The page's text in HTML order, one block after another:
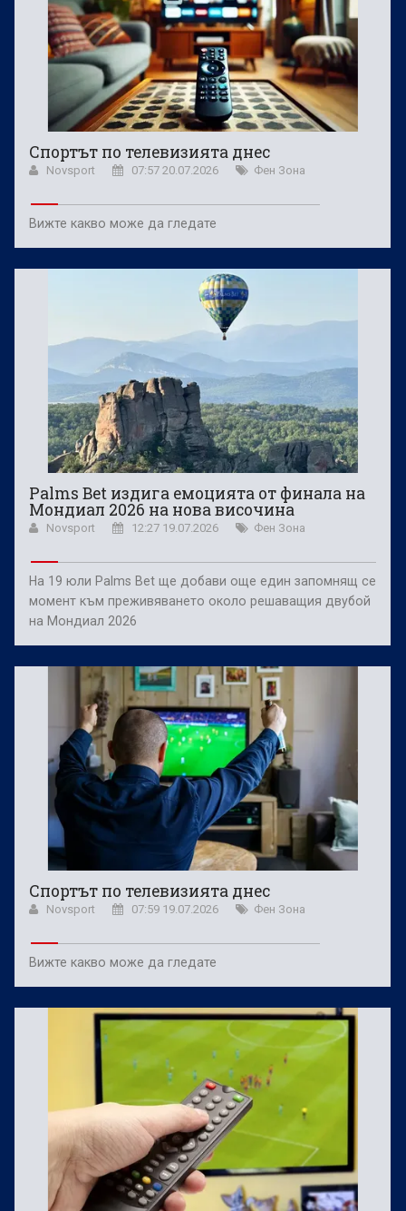
Спортът по телевизията днес
Novsport 07:57 20.07.2026 Фен Зона
Вижте какво може да гледате
Palms Bet издига емоцията от финала на
Мондиал 2026 на нова височина
Novsport 12:27 19.07.2026 Фен Зона
На 19 юли Palms Bet ще добави още един запомнящ се
момент към преживяването около решаващия двубой
на Мондиал 2026
Спортът по телевизията днес
Novsport 07:59 19.07.2026 Фен Зона
Вижте какво може да гледате